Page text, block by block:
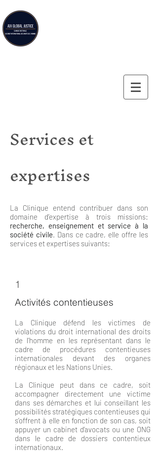
Services et
expertises
La Clinique entend contribuer dans son
domaine d’expertise à trois missions:
recherche, enseignement et service à la
société civile. Dans ce cadre, elle offre les
services et expertises suivants:
1
Activités contentieuses
La Clinique défend les victimes de
violations du droit international des droits
de l’homme en les représentant dans le
cadre de procédures contentieuses
internationales devant des organes
régionaux et les Nations Unies.
La Clinique peut dans ce cadre, soit
accompagner directement une victime
dans ses démarches et lui conseillant les
possibilités stratégiques contentieuses qui
s’offrent à elle en fonction de son cas, soit
appuyer un cabinet d’avocats ou une ONG
dans le cadre de dossiers contentieux
internationaux.